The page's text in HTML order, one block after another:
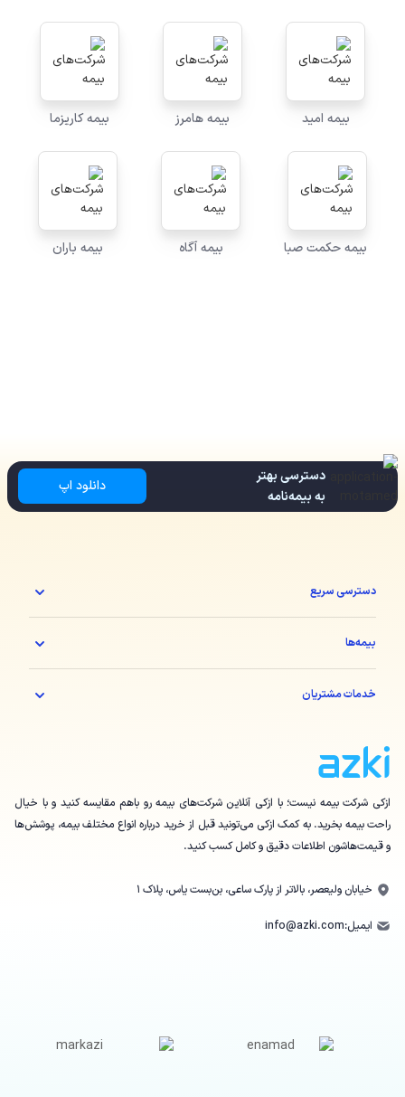
بیمه امید بیمه هامرز بیمه کاریزما
بیمه حکمت صبا بیمه آگاه بیمه باران
دسترسی بهتر
به بیمه‌نامه
دانلود اپ
ازکی شرکت بیمه نیست؛ با ازکی آنلاین شرکت‌های بیمه رو باهم مقایسه کنید و با خیال
راحت بیمه بخرید. به کمک ازکی می‌تونید قبل از خرید درباره انواع مختلف بیمه، پوشش‌ها
و قیمت‌هاشون اطلاعات دقیق و کامل کسب کنید.
خیابان ولیعصر، بالاتر از پارک ساعی، بن‌بست یاس، پلاک ۱
ایمیل:info@azki.com
دسترسی سریع
بیمه‌ها
خدمات مشتریان